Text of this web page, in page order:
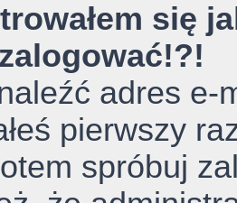
się
adres e-
pierwszy
spróbuj